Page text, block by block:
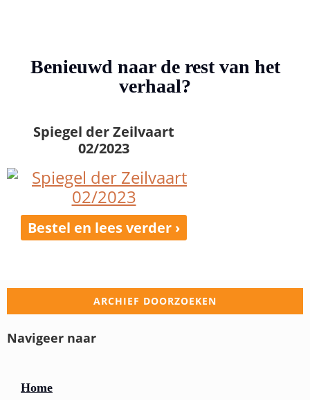
Benieuwd naar de rest van het
verhaal?
Spiegel der Zeilvaart
02/2023
Bestel en lees verder ›
ARCHIEF DOORZOEKEN
Navigeer naar
Home